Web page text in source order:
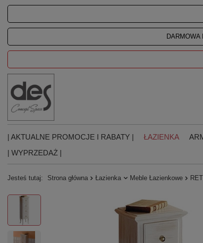
| AKTUALNE PROMOCJE I RABATY | ŁAZIENKA
| WYPRZEDAŻ |
Jesteś tutaj: Strona główna Łazienka Meble Łazienkowe